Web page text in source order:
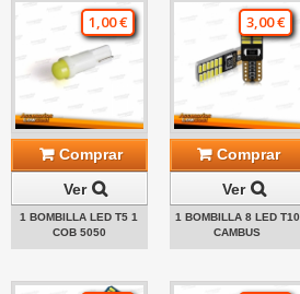
1,00 €
Comprar
Ver
1 BOMBILLA LED T5 1
COB 5050
3,00 €
Comprar
Ver
1 BOMBILLA 8 LED T10
CAMBUS